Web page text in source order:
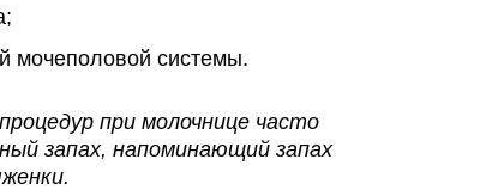
мочеполовой системы.
при молочнице часто
запах, напоминающий запах